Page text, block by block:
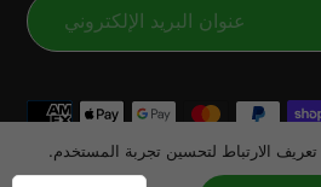
© 2026,LensunSolar
طرق
الدفع
الارتباط لتحسين تجربة المستخدم.